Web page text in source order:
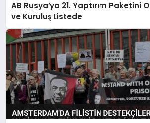
AB Rusya’ya 21. Yaptırım Paketini
ve Kuruluş Listede